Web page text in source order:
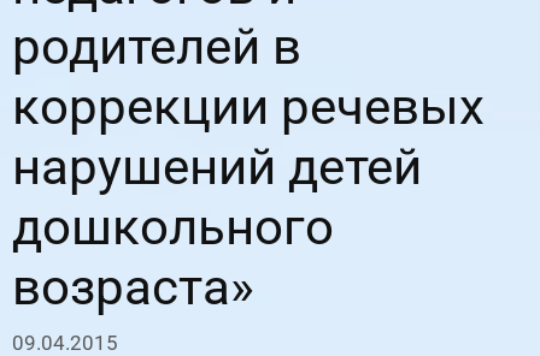
родителей в
коррекции речевых
нарушений детей
дошкольного
возраста»
09.04.2015